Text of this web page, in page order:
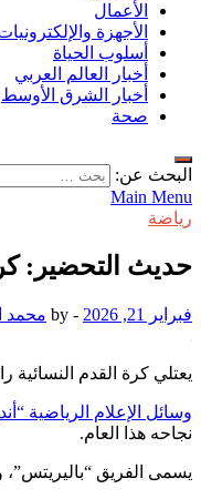
الأعمال
الأجهزة
أسلوب الحياة
أخبار العالم العربي
أخبار الشرق الأوسط
صحة
البحث عن:
Main Menu
رياضة
حديث التحضير:
فبراير 21, 2026 -
by محمد
يعتلي كرة القدم
وسائل الإعلام الرياضية
نجاحه هذا العام.
يسمى الفريق